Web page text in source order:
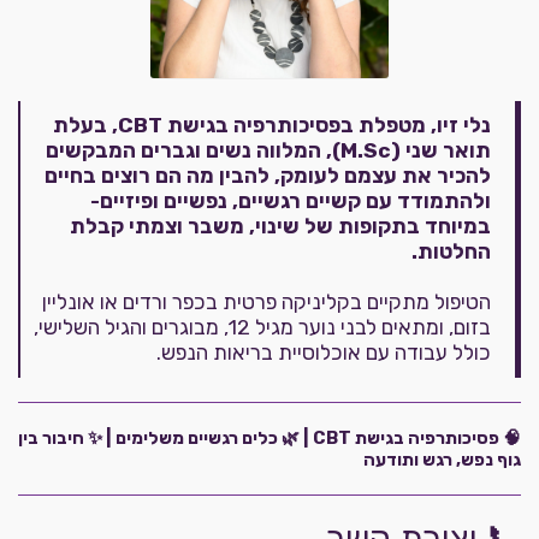
נלי זיו, מטפלת בפסיכותרפיה בגישת CBT, בעלת
תואר שני (M.Sc), המלווה נשים וגברים המבקשים
להכיר את עצמם לעומק, להבין מה הם רוצים בחיים
ולהתמודד עם קשיים רגשיים, נפשיים ופיזיים-
במיוחד בתקופות של שינוי, משבר וצמתי קבלת
החלטות.
הטיפול מתקיים בקליניקה פרטית בכפר ורדים או אונליין
בזום, ומתאים לבני נוער מגיל 12, מבוגרים והגיל השלישי,
כולל עבודה עם אוכלוסיית בריאות הנפש.
🧠 פסיכותרפיה בגישת CBT | 🌿 כלים רגשיים משלימים | ✨ חיבור בין
גוף נפש, רגש ותודעה